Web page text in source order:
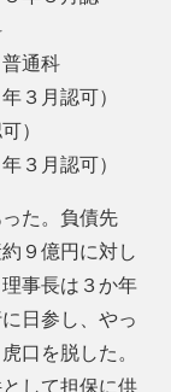
通科
３月認可）
）
３月認可）
た。負債先
９億円に対し
事長は３か年
日参し、やっ
口を脱した。
して担保に供